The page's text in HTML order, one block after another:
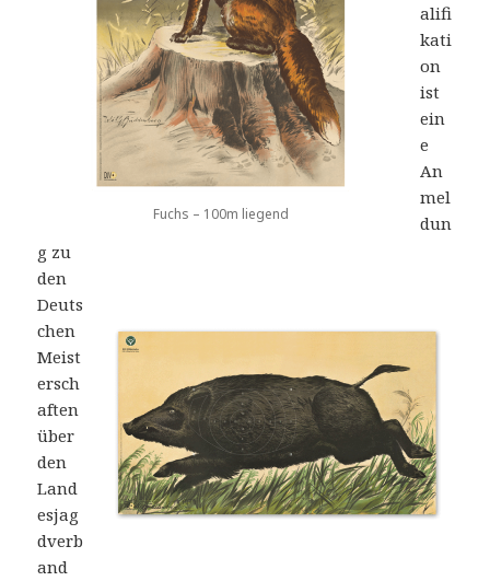
Fuchs – 100m liegend
alifi
kati
on
ist
ein
e
An
mel
dun
g zu
den
Deuts
chen
Meist
ersch
aften
über
den
Land
esjag
dverb
and